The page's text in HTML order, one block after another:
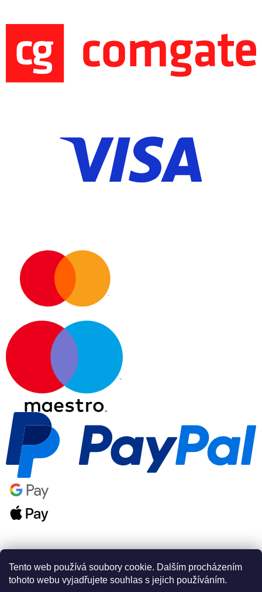
Tento web používá soubory cookie. Dalším procházením
tohoto webu vyjadřujete souhlas s jejich používáním.
Vytvořil Shoptet Premium